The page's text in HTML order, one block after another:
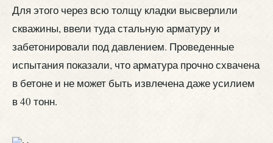
Для этого через всю толщу кладки высверлили
скважины, ввели туда стальную арматуру и
забетонировали под давлением. Проведенные
испытания показали, что арматура прочно схвачена
в бетоне и не может быть извлечена даже усилием
в 40 тонн.